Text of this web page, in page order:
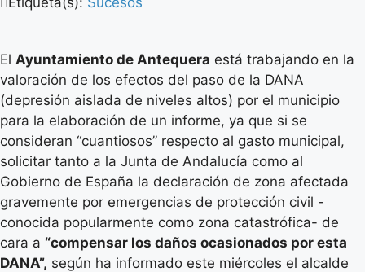
El Ayuntamiento de Antequera está trabajando en la
valoración de los efectos del paso de la DANA
(depresión aislada de niveles altos) por el municipio
para la elaboración de un informe, ya que si se
consideran “cuantiosos” respecto al gasto municipal,
solicitar tanto a la Junta de Andalucía como al
Gobierno de España la declaración de zona afectada
gravemente por emergencias de protección civil -
conocida popularmente como zona catastrófica- de
cara a “compensar los daños ocasionados por esta
DANA”, según ha informado este miércoles el alcalde